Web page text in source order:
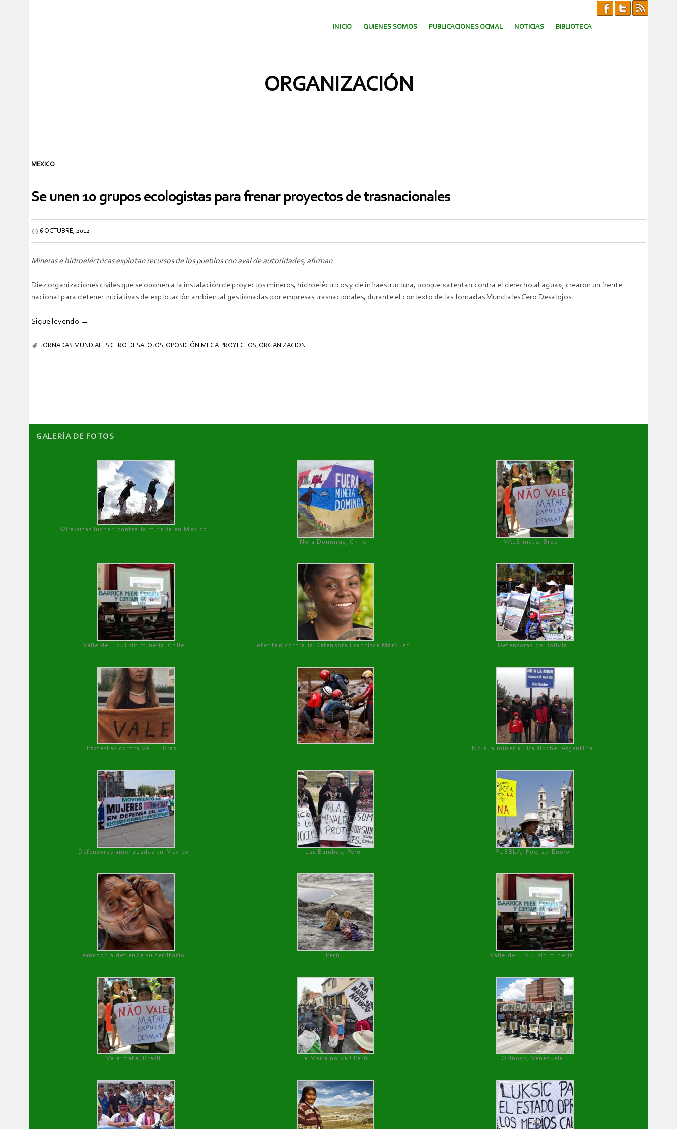
SALTAR AL CONTENIDO.
INICIO QUIENES SOMOS PUBLICACIONES OCMAL NOTICIAS BIBLIOTECA
ORGANIZACIÓN
MEXICO
Se unen 10 grupos ecologistas para frenar proyectos de trasnacionales
6 OCTUBRE, 2012
Mineras e hidroeléctricas explotan recursos de los pueblos con aval de autoridades, afirman
Diez organizaciones civiles que se oponen a la instalación de proyectos mineros, hidroeléctricos y de infraestructura, porque «atentan contra el derecho al agua», crearon un frente
nacional para detener iniciativas de explotación ambiental gestionadas por empresas trasnacionales, durante el contexto de las Jornadas Mundiales Cero Desalojos.
Sigue leyendo →
JORNADAS MUNDIALES CERO DESALOJOS, OPOSICIÓN MEGA PROYECTOS, ORGANIZACIÓN
GALERÌA DE FOTOS
Wirakutas luchan contra la minería en México
No a Dominga, Chile
VALE mata, Brasil
Valle de Elqui sin minería. Chile Atentan contra la Defensora Francisca Márquez Defensoras de Bolivia
Protestas contra VALE, Brasil No a la minería , Bariloche, Argentina
Defensoras amenazadas en México Las Bambas, Perú PUEBLA, Pue, 27 Enero
Amazonía defiende su territorio Perú Valle del Elqui sin minería.
Vale mata, Brasil Tía María no va ! Perú Orinoco, Venezuela